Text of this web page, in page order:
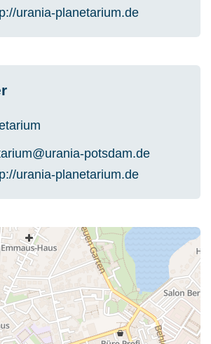
urania-planetarium.de
potsdam.de
urania-planetarium.de